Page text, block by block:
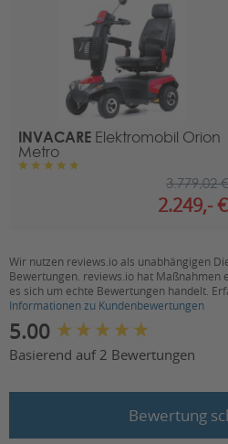
Am Achener Hof 8
88316 Isny im Allgäu
:
kontakt@invacare.com
INVACARE Elektromobil Orion
Metro
2.249,- €
3.779,02 €
Wir nutzen reviews.io als unabhängigen
Bewertungen. reviews.io hat Maßnahmen
es sich um echte Bewertungen handelt.
Informationen zu Kundenbewertungen
5.00
Basierend auf 2 Bewertungen
Bewertung
New content loaded